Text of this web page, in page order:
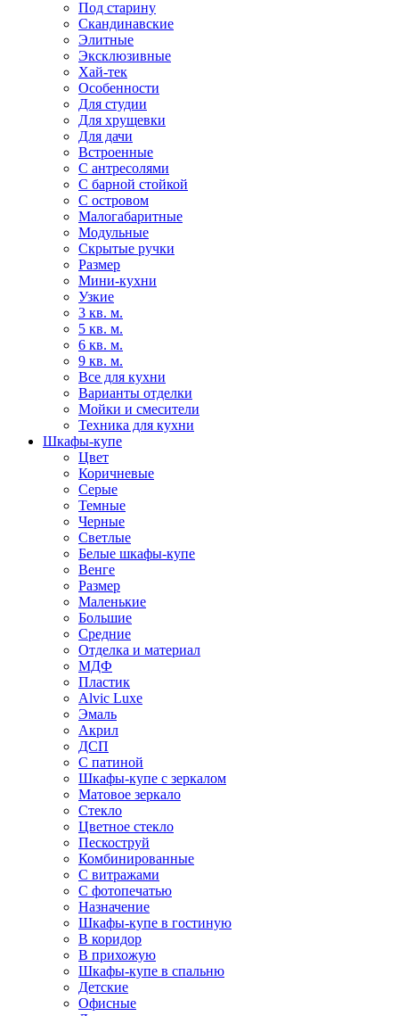
Под старину
Скандинавские
Элитные
Эксклюзивные
Хай-тек
Особенности
Для студии
Для хрущевки
Для дачи
Встроенные
С антресолями
С барной стойкой
С островом
Малогабаритные
Модульные
Скрытые ручки
Размер
Мини-кухни
Узкие
3 кв. м.
5 кв. м.
6 кв. м.
9 кв. м.
Все для кухни
Варианты отделки
Мойки и смесители
Техника для кухни
Шкафы-купе
Цвет
Коричневые
Серые
Темные
Черные
Светлые
Белые шкафы-купе
Венге
Размер
Маленькие
Большие
Средние
Отделка и материал
МДФ
Пластик
Alvic Luxe
Эмаль
Акрил
ДСП
С патиной
Шкафы-купе с зеркалом
Матовое зеркало
Стекло
Цветное стекло
Пескоструй
Комбинированные
С витражами
С фотопечатью
Назначение
Шкафы-купе в гостиную
В коридор
В прихожую
Шкафы-купе в спальню
Детские
Офисные